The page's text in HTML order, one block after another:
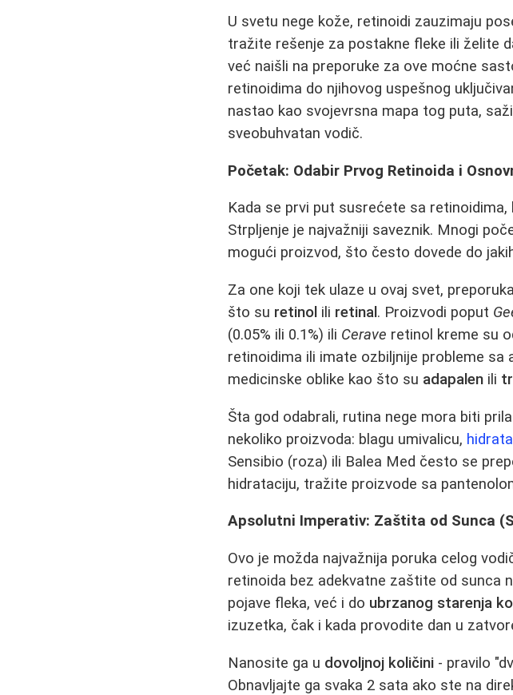
U svetu nege kože, retinoidi zauzimaju
tražite rešenje za postakne fleke ili želite
već naišli na preporuke za ove moćne
retinoidima do njihovog uspešnog
nastao kao svojevrsna mapa tog puta,
sveobuhvatan vodič.
Početak: Odabir Prvog Retinoida i
Kada se prvi put susrećete sa
Strpljenje je najvažniji saveznik. Mnogi
mogući proizvod, što često dovede do
Za one koji tek ulaze u ovaj svet,
što su retinol ili retinal . Proizvodi poput
(0.05% ili 0.1%) ili Cerave retinol kreme su
retinoidima ili imate ozbiljnije probleme
medicinske oblike kao što su adapalen ili
Šta god odabrali, rutina nege mora biti
nekoliko proizvoda: blagu umivalicu,
Sensibio (roza) ili Balea Med često se
hidrataciju, tražite proizvode sa
Apsolutni Imperativ: Zaštita od Sunca
Ovo je možda najvažnija poruka celog
retinoida bez adekvatne zaštite od sunca
pojave fleka, već i do ubrzanog starenja
izuzetka, čak i kada provodite dan u
Nanosite ga u dovoljnoj količini - pravilo
Obnavljajte ga svaka 2 sata ako ste na